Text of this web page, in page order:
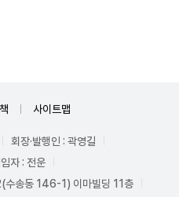
사이트맵
회장·발행인 : 곽영길
자 : 전운
수송동 146-1) 이마빌딩 11층